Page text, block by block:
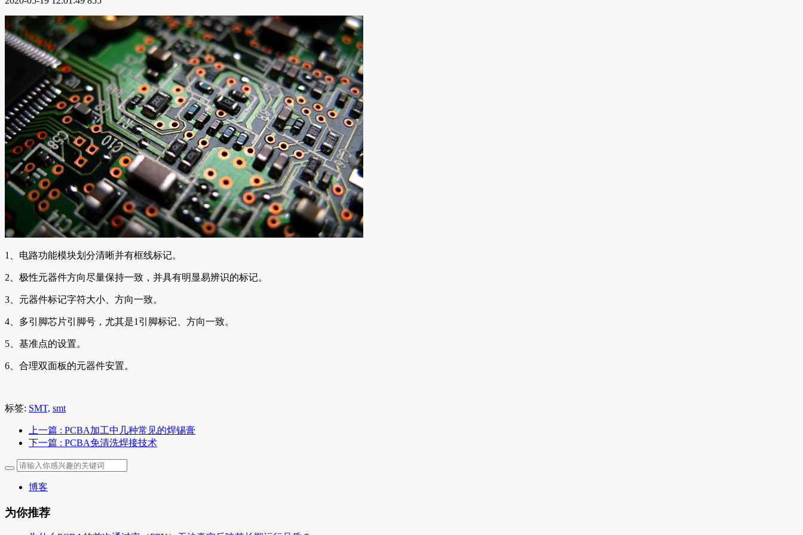
1、电路功能模块划分清晰并有框线标记。
2、极性元器件方向尽量保持一致，并具有明显易辨识的标记。
3、元器件标记字符大小、方向一致。
4、多引脚芯片引脚号，尤其是1引脚标记、方向一致。
5、基准点的设置。
6、合理双面板的元器件安置。
标签: SMT, smt
上一篇 : PCBA加工中几种常见的焊锡膏
下一篇 : PCBA免清洗焊接技术
博客
为你推荐